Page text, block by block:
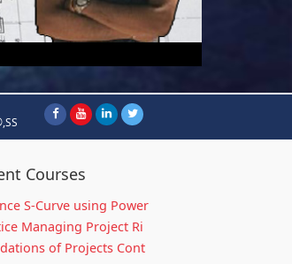
Courses
S-Curve using Power
Managing Project Ri
of Projects Cont